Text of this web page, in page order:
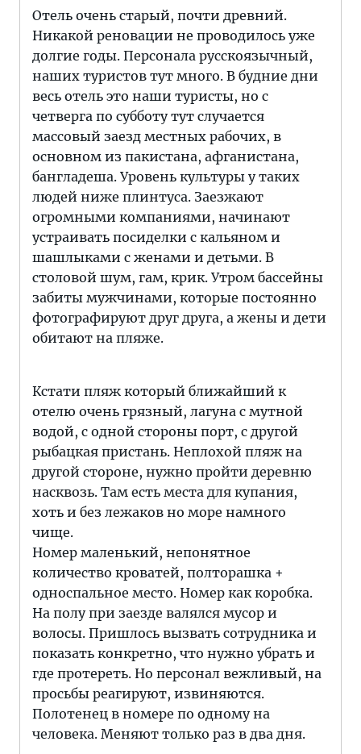
Отель очень старый, почти древний.
Никакой реновации не проводилось уже
долгие годы. Персонала русскоязычный,
наших туристов тут много. В будние дни
весь отель это наши туристы, но с
четверга по субботу тут случается
массовый заезд местных рабочих, в
основном из пакистана, афганистана,
бангладеша. Уровень культуры у таких
людей ниже плинтуса. Заезжают
огромными компаниями, начинают
устраивать посиделки с кальяном и
шашлыками с женами и детьми. В
столовой шум, гам, крик. Утром бассейны
забиты мужчинами, которые постоянно
фотографируют друг друга, а жены и дети
обитают на пляже.
Кстати пляж который ближайший к
отелю очень грязный, лагуна с мутной
водой, с одной стороны порт, с другой
рыбацкая пристань. Неплохой пляж на
другой стороне, нужно пройти деревню
насквозь. Там есть места для купания,
хоть и без лежаков но море намного
чище.
Номер маленький, непонятное
количество кроватей, полторашка +
односпальное место. Номер как коробка.
На полу при заезде валялся мусор и
волосы. Пришлось вызвать сотрудника и
показать конкретно, что нужно убрать и
где протереть. Но персонал вежливый, на
просьбы реагируют, извиняются.
Полотенец в номере по одному на
человека. Меняют только раз в два дня.